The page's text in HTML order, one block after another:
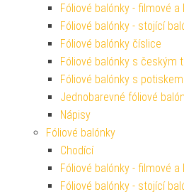
Fóliové balónky - filmové
Fóliové balónky - stojící
Fóliové balónky číslice
Fóliové balónky s českým
Fóliové balónky s potiskem
Jednobarevné fóliové
Nápisy
Fóliové balónky
Chodící
Fóliové balónky - filmové
Fóliové balónky - stojící